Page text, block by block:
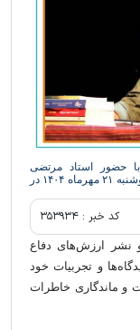
حضور استاد مرتضی
سرهنگی، چهره برجسته ادبیات پایداری کشور، روز دوشنبه ۲۱ مهرماه ۱۴۰۴ در
کد خبر :
نشر ارزش‌های دفاع
و تجربیات خود
و ماندگاری خاطرات